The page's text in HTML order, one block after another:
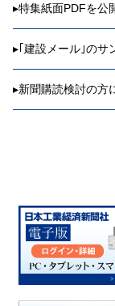
▸特集紙面PDFを公
▸ ｢建設メール｣の
▸新聞購読検討の方